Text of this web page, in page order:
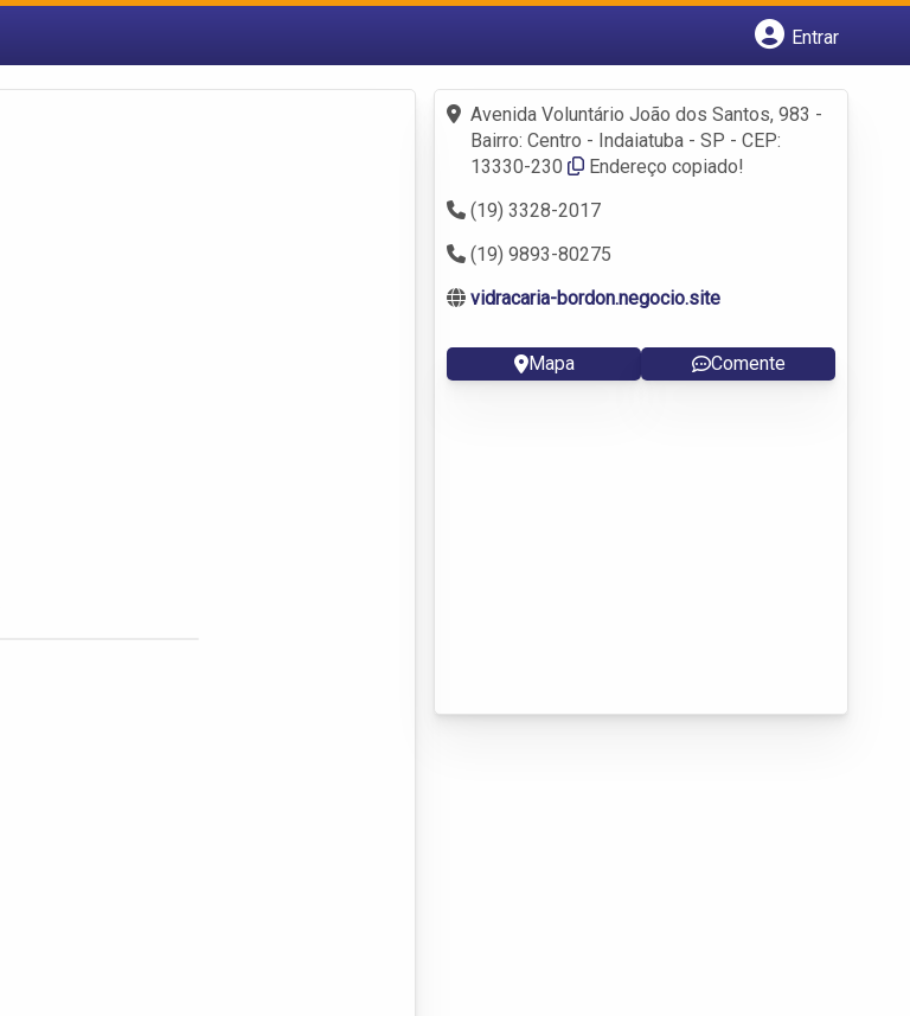
Entrar
Fazer login
Criar conta
Avenida Voluntário João dos Santos, 983 -
Bairro: Centro - Indaiatuba - SP - CEP:
13330-230
Endereço copiado!
(19) 3328-2017
(19) 9893-80275
vidracaria-bordon.negocio.site
Mapa Comente